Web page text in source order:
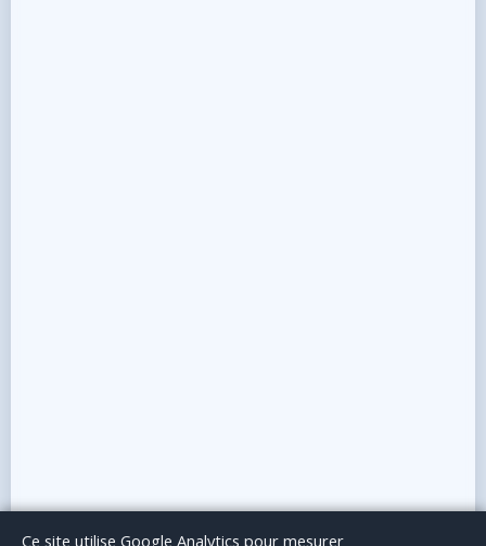
Le BlogPublicité Articles invitésMentions Légales
Ce site utilise Google Analytics pour mesurer